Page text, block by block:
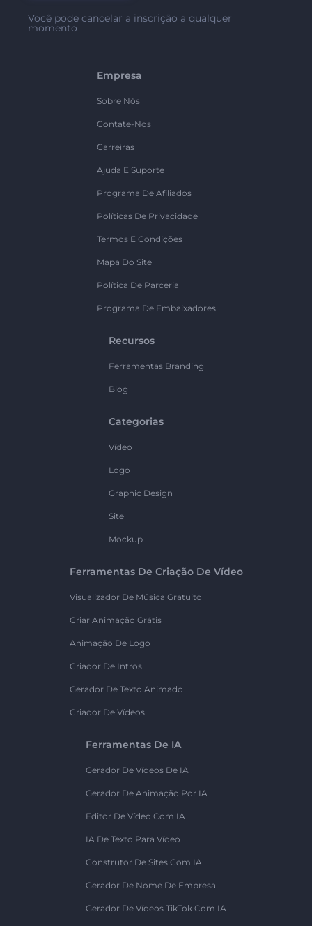
Você pode cancelar a inscrição a qualquer
momento
Empresa
Sobre Nós
Contate-Nos
Carreiras
Ajuda E Suporte
Programa De Afiliados
Políticas De Privacidade
Termos E Condições
Mapa Do Site
Política De Parceria
Programa De Embaixadores
Recursos
Ferramentas Branding
Blog
Categorias
Vídeo
Logo
Graphic Design
Site
Mockup
Ferramentas De Criação De Vídeo
Visualizador De Música Gratuito
Criar Animação Grátis
Animação De Logo
Criador De Intros
Gerador De Texto Animado
Criador De Vídeos
Ferramentas De IA
Gerador De Vídeos De IA
Gerador De Animação Por IA
Editor De Vídeo Com IA
IA De Texto Para Vídeo
Construtor De Sites Com IA
Gerador De Nome De Empresa
Gerador De Vídeos TikTok Com IA